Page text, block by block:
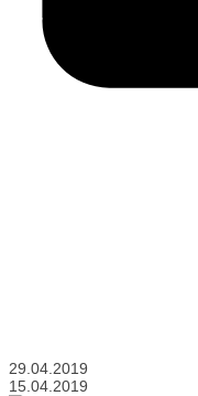
29.04.2019
15.04.2019